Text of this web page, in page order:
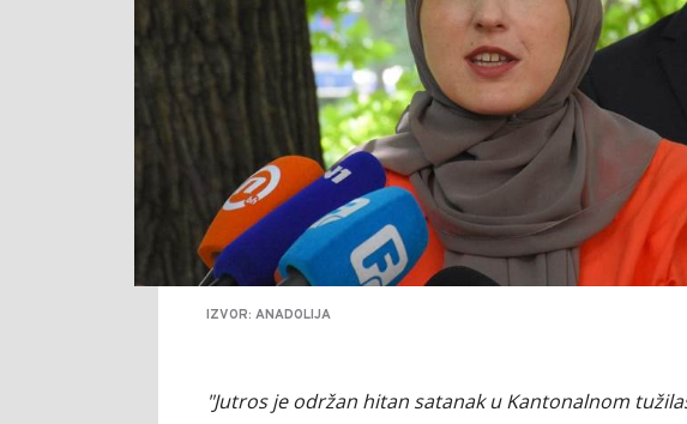
IZVOR: ANADOLIJA
"Jutros je održan hitan satanak u Kantonalnom